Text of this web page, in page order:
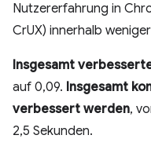
Nutzererfahrung in
CrUX) innerhalb
Insgesamt
auf 0,09. Insgesamt
verbessert werden,
2,5 Sekunden.